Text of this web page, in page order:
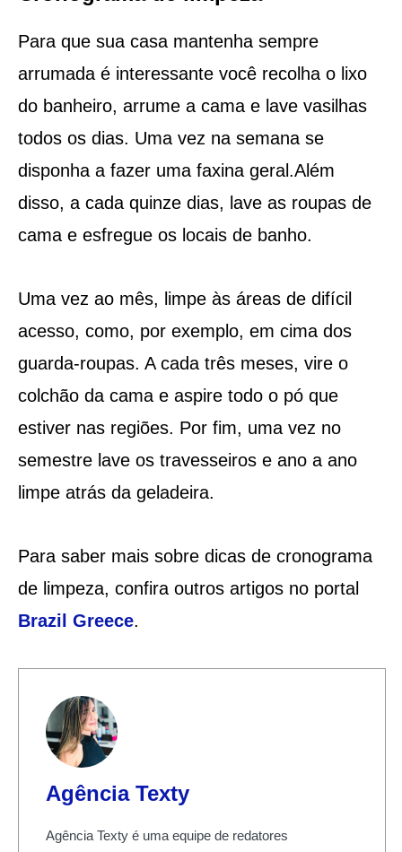
Para que sua casa mantenha sempre
arrumada é interessante você recolha o lixo
do banheiro, arrume a cama e lave vasilhas
todos os dias. Uma vez na semana se
disponha a fazer uma faxina geral.Além
disso, a cada quinze dias, lave as roupas de
cama e esfregue os locais de banho.
Uma vez ao mês, limpe às áreas de difícil
acesso, como, por exemplo, em cima dos
guarda-roupas. A cada três meses, vire o
colchão da cama e aspire todo o pó que
estiver nas regiões. Por fim, uma vez no
semestre lave os travesseiros e ano a ano
limpe atrás da geladeira.
Para saber mais sobre dicas de cronograma
de limpeza, confira outros artigos no portal
Brazil Greece.
Agência Texty
Agência Texty é uma equipe de redatores